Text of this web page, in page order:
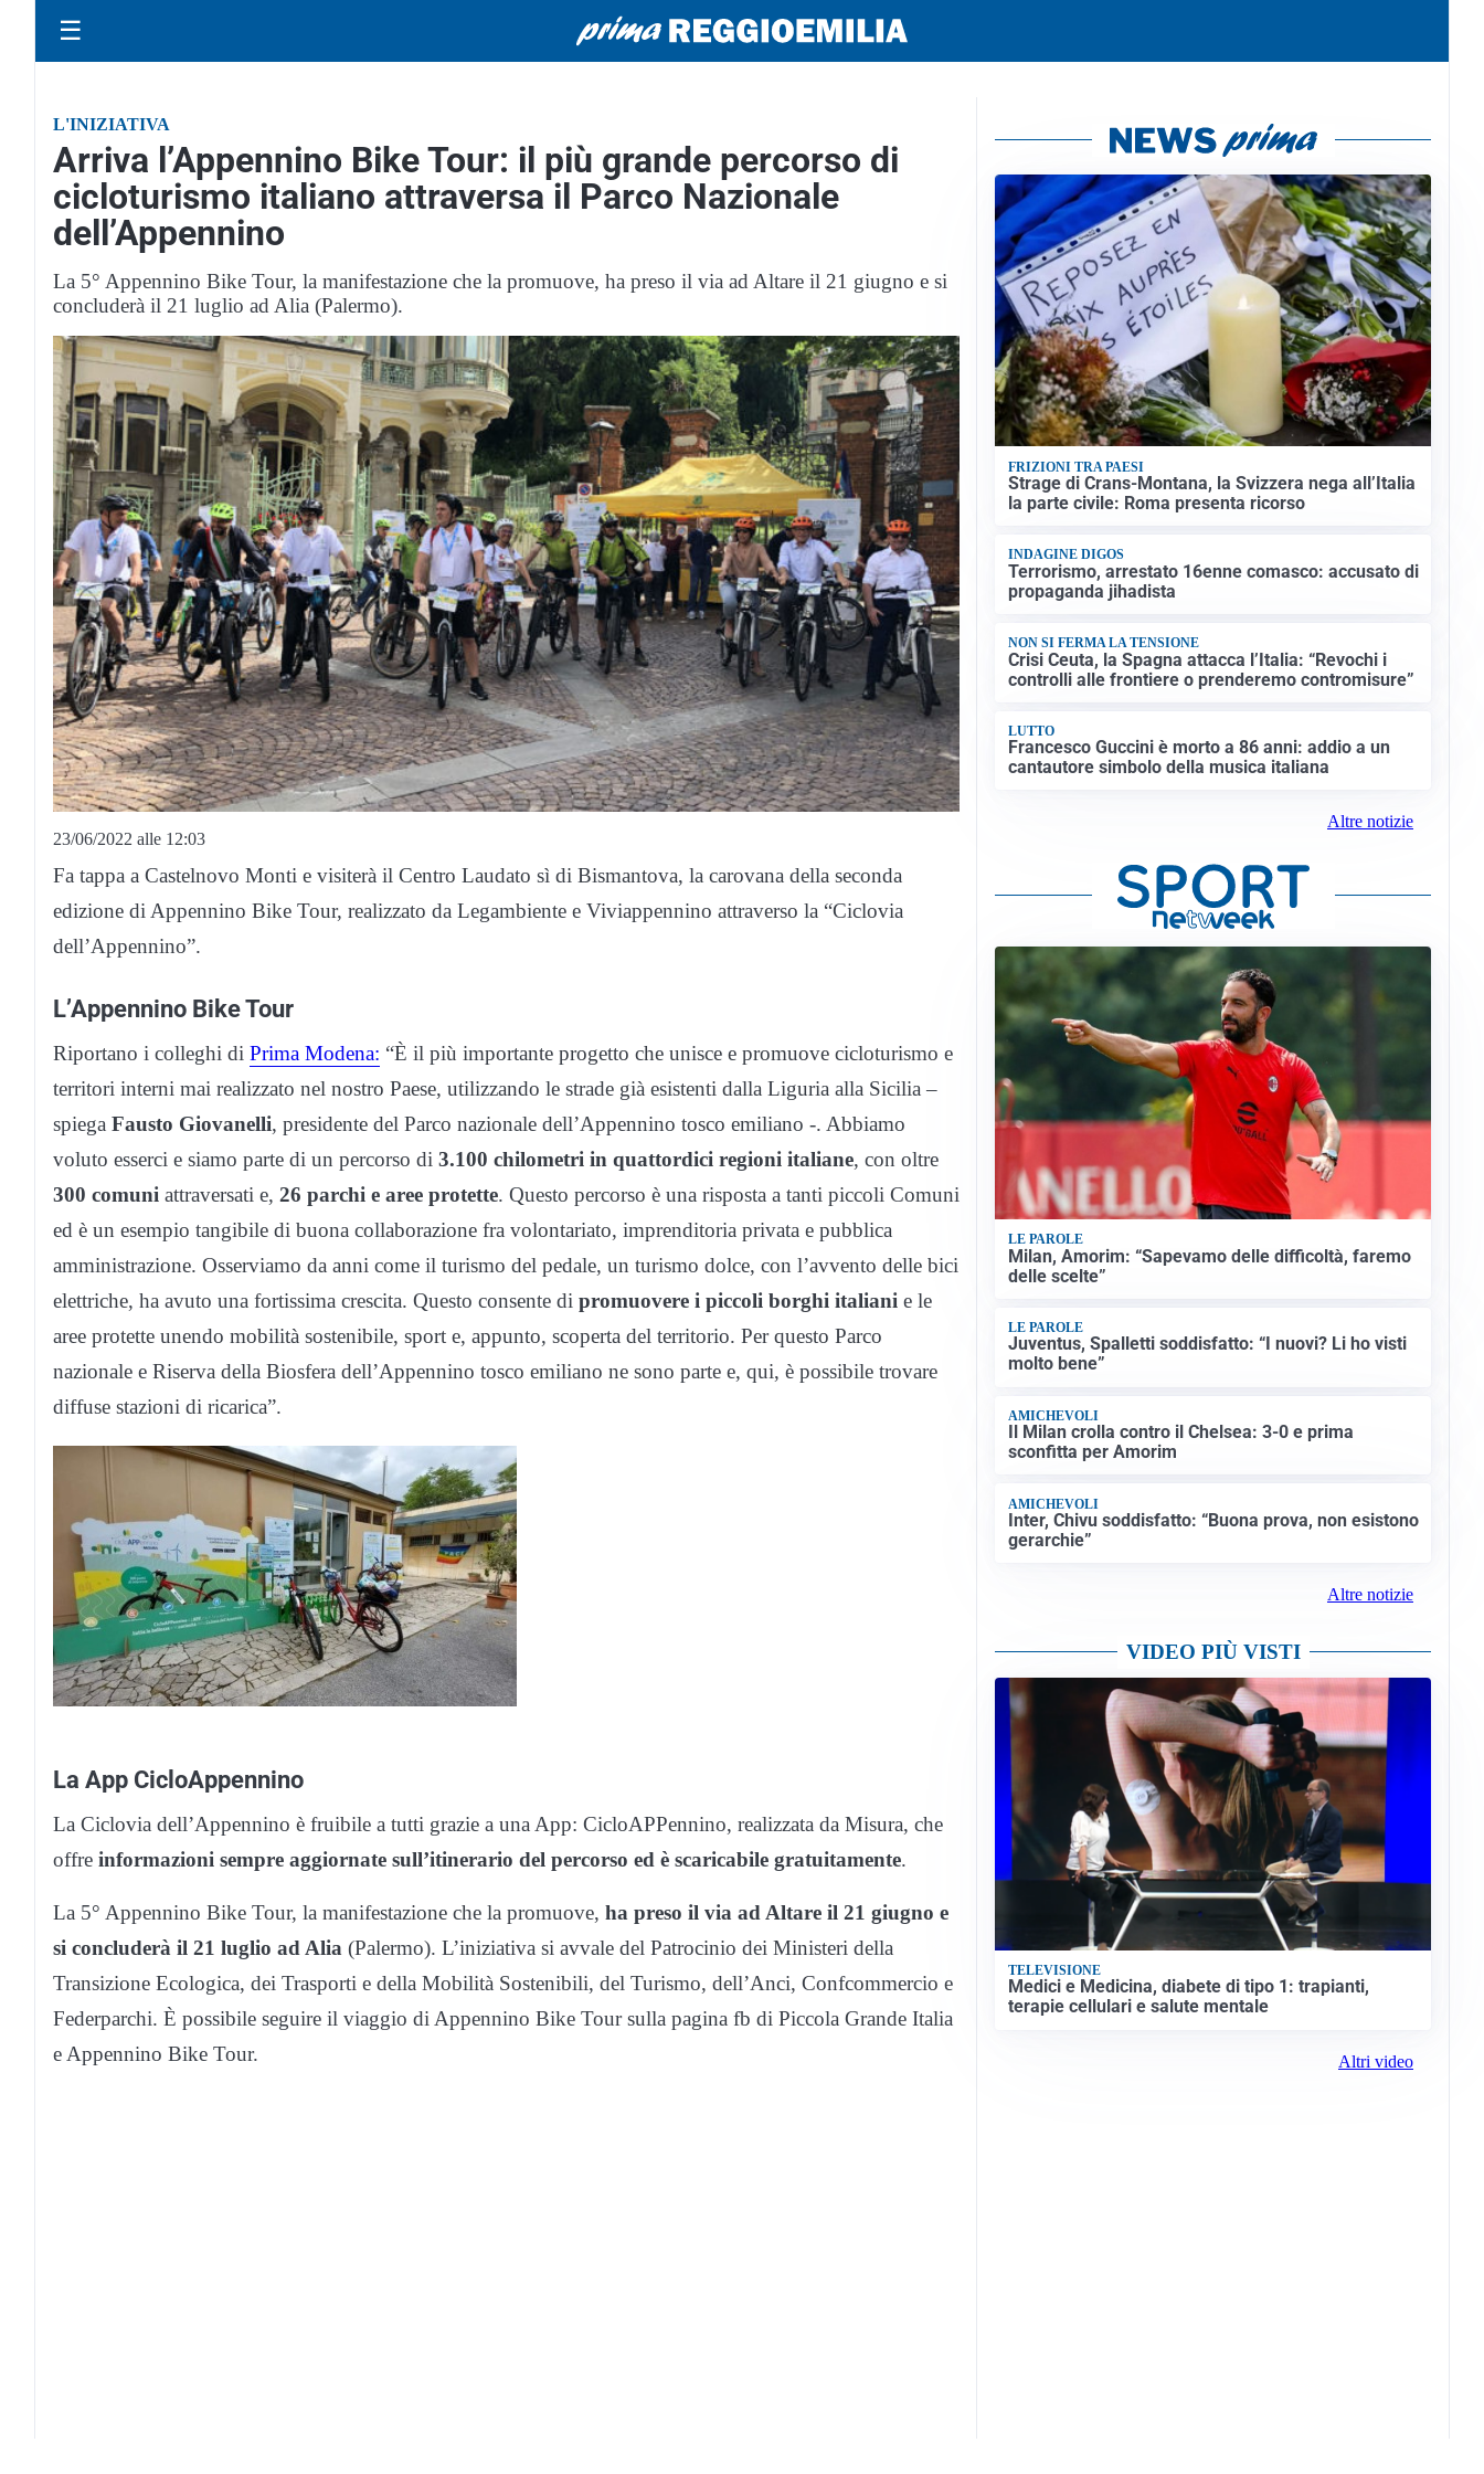
☰
L'INIZIATIVA
Arriva l’Appennino Bike Tour: il più grande percorso di
cicloturismo italiano attraversa il Parco Nazionale
dell’Appennino
La 5° Appennino Bike Tour, la manifestazione che la promuove, ha preso il via ad Altare il 21 giugno e si
concluderà il 21 luglio ad Alia (Palermo).
23/06/2022 alle 12:03
Fa tappa a Castelnovo Monti e visiterà il Centro Laudato sì di Bismantova, la carovana della seconda
edizione di Appennino Bike Tour, realizzato da Legambiente e Viviappennino attraverso la “Ciclovia
dell’Appennino”.
L’Appennino Bike Tour
Riportano i colleghi di Prima Modena: “È il più importante progetto che unisce e promuove cicloturismo e
territori interni mai realizzato nel nostro Paese, utilizzando le strade già esistenti dalla Liguria alla Sicilia –
spiega Fausto Giovanelli, presidente del Parco nazionale dell’Appennino tosco emiliano -. Abbiamo
voluto esserci e siamo parte di un percorso di 3.100 chilometri in quattordici regioni italiane, con oltre
300 comuni attraversati e, 26 parchi e aree protette. Questo percorso è una risposta a tanti piccoli Comuni
ed è un esempio tangibile di buona collaborazione fra volontariato, imprenditoria privata e pubblica
amministrazione. Osserviamo da anni come il turismo del pedale, un turismo dolce, con l’avvento delle bici
elettriche, ha avuto una fortissima crescita. Questo consente di promuovere i piccoli borghi italiani e le
aree protette unendo mobilità sostenibile, sport e, appunto, scoperta del territorio. Per questo Parco
nazionale e Riserva della Biosfera dell’Appennino tosco emiliano ne sono parte e, qui, è possibile trovare
diffuse stazioni di ricarica”.
La App CicloAppennino
La Ciclovia dell’Appennino è fruibile a tutti grazie a una App: CicloAPPennino, realizzata da Misura, che
offre informazioni sempre aggiornate sull’itinerario del percorso ed è scaricabile gratuitamente.
La 5° Appennino Bike Tour, la manifestazione che la promuove, ha preso il via ad Altare il 21 giugno e
si concluderà il 21 luglio ad Alia (Palermo). L’iniziativa si avvale del Patrocinio dei Ministeri della
Transizione Ecologica, dei Trasporti e della Mobilità Sostenibili, del Turismo, dell’Anci, Confcommercio e
Federparchi. È possibile seguire il viaggio di Appennino Bike Tour sulla pagina fb di Piccola Grande Italia
e Appennino Bike Tour.
FRIZIONI TRA PAESI
Strage di Crans-Montana, la Svizzera nega all’Italia
la parte civile: Roma presenta ricorso
INDAGINE DIGOS
Terrorismo, arrestato 16enne comasco: accusato di
propaganda jihadista
NON SI FERMA LA TENSIONE
Crisi Ceuta, la Spagna attacca l’Italia: “Revochi i
controlli alle frontiere o prenderemo contromisure”
LUTTO
Francesco Guccini è morto a 86 anni: addio a un
cantautore simbolo della musica italiana
Altre notizie
LE PAROLE
Milan, Amorim: “Sapevamo delle difficoltà, faremo
delle scelte”
LE PAROLE
Juventus, Spalletti soddisfatto: “I nuovi? Li ho visti
molto bene”
AMICHEVOLI
Il Milan crolla contro il Chelsea: 3-0 e prima
sconfitta per Amorim
AMICHEVOLI
Inter, Chivu soddisfatto: “Buona prova, non esistono
gerarchie”
Altre notizie
VIDEO PIÙ VISTI
TELEVISIONE
Medici e Medicina, diabete di tipo 1: trapianti,
terapie cellulari e salute mentale
Altri video